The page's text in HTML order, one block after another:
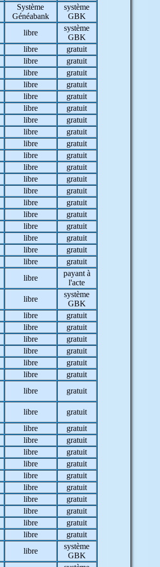
Système
Généabank
système
GBK
libre
système
GBK
libre
gratuit
libre
gratuit
libre
gratuit
libre
gratuit
libre
gratuit
libre
gratuit
libre
gratuit
libre
gratuit
libre
gratuit
libre
gratuit
libre
gratuit
libre
gratuit
libre
gratuit
libre
gratuit
libre
gratuit
libre
gratuit
libre
gratuit
libre
gratuit
libre
gratuit
libre
payant à
l'acte
libre
système
GBK
libre
gratuit
libre
gratuit
libre
gratuit
libre
gratuit
libre
gratuit
libre
gratuit
libre gratuit
libre
gratuit
libre
gratuit
libre
gratuit
libre
gratuit
libre
gratuit
libre
gratuit
libre
gratuit
libre
gratuit
libre
gratuit
libre
gratuit
libre
gratuit
libre
système
GBK